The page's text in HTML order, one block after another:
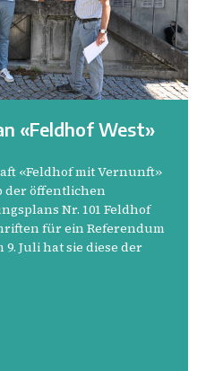
«Feldhof West»
«Feldhof mit Vernunft»
der öffentlichen
Nr. 101 Feldhof
für ein Referendum
Juli hat sie diese der